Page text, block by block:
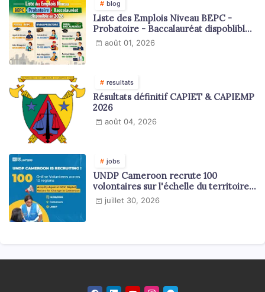
blog
Liste des Emplois Niveau BEPC -
Probatoire - Baccalauréat dispoblible
en 2026
août 01, 2026
resultats
Résultats définitif CAPIET & CAPIEMP
2026
août 04, 2026
jobs
UNDP Cameroon recrute 100
volontaires sur l'échelle du territoire
national
juillet 30, 2026